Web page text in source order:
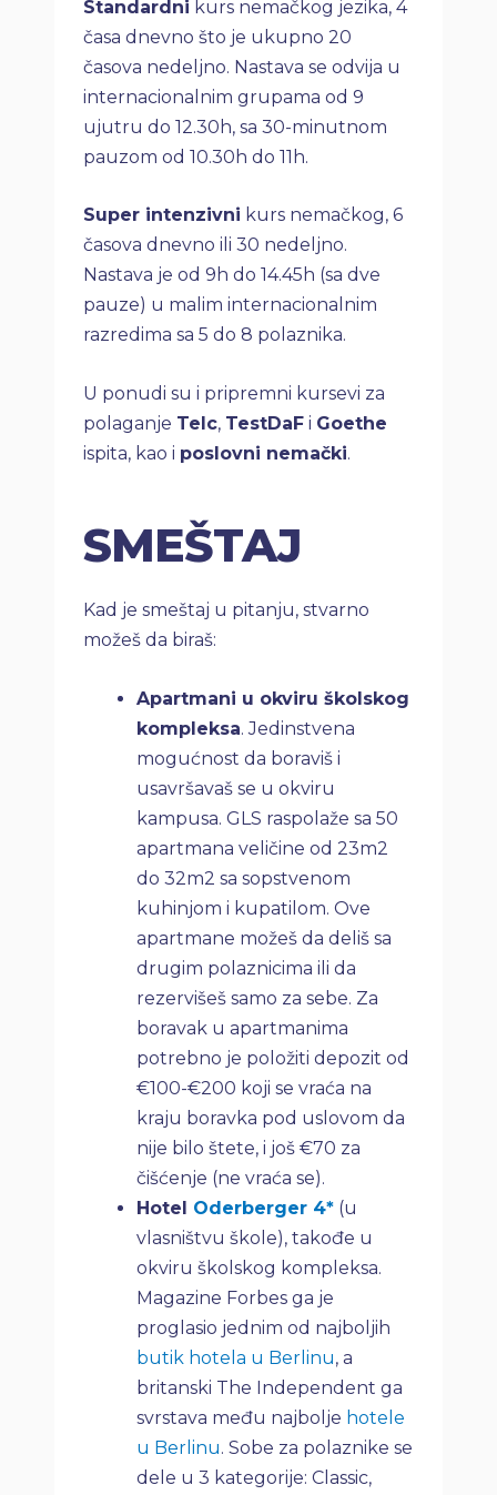
Standardni kurs nemačkog jezika, 4
časa dnevno što je ukupno 20
časova nedeljno. Nastava se odvija u
internacionalnim grupama od 9
ujutru do 12.30h, sa 30-minutnom
pauzom od 10.30h do 11h.
Super intenzivni kurs nemačkog, 6
časova dnevno ili 30 nedeljno.
Nastava je od 9h do 14.45h (sa dve
pauze) u malim internacionalnim
razredima sa 5 do 8 polaznika.
U ponudi su i pripremni kursevi za
polaganje Telc, TestDaFi Goethe
ispita, kao i poslovni nemački.
SMEŠTAJ
Kad je smeštaj u pitanju, stvarno
možeš da biraš:
Apartmani u okviru školskog
kompleksa. Jedinstvena
mogućnost da boraviš i
usavršavaš se u okviru
kampusa. GLS raspolaže sa 50
apartmana veličine od 23m2
do 32m2 sa sopstvenom
kuhinjom i kupatilom. Ove
apartmane možeš da deliš sa
drugim polaznicima ili da
rezervišeš samo za sebe. Za
boravak u apartmanima
potrebno je položiti depozit od
€100-€200 koji se vraća na
kraju boravka pod uslovom da
nije bilo štete, i još €70 za
čišćenje (ne vraća se).
Hotel Oderberger 4*(u
vlasništvu škole), takođe u
okviru školskog kompleksa.
Magazine Forbes ga je
proglasio jednim od najboljih
butik hotela u Berlinu, a
britanski The Independent ga
svrstava među najbolje hotele
u Berlinu. Sobe za polaznike se
dele u 3 kategorije: Classic,